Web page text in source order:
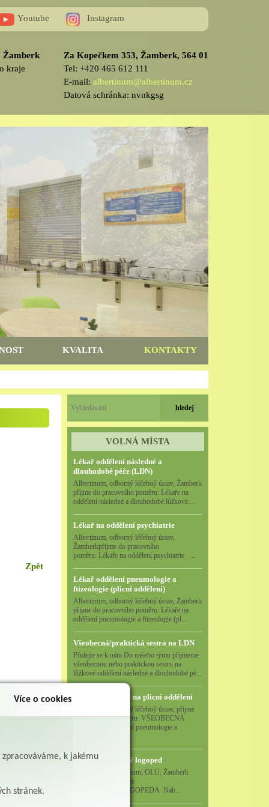
Youtube Instagram
Za Kopečkem 353, Žamberk, 564 01
Tel: +420 465 612 111
E-mail:albertinum@albertinum.cz
Datová schránka: nvnkgsg
Žamberk
kraje
KVALITA KONTAKTY
Zpět
VOLNÁ MÍSTA
Lékař oddělení následné a
dlouhodobé péče (LDN)
Albertinum, odborný léčebný ústav, Žamberk
přijme do pracovního poměru: Lékaře na
oddělení následné a dlouhodobé lůžkové...
Lékař na oddělení psychiatrie
Albertinum, odborný léčebný ústav,
Žamberkpřijme do pracovního
poměru: Lékaře na oddělení psychiatrie ...
Lékař oddělení pneumologie a
ftizeologie (plicní oddělení)
Albertinum, odborný léčebný ústav, Žamberk
přijme do pracovního poměru: Lékaře na
oddělení pneumologie a ftizeologie (pl...
Všeobecná/praktická sestra na LDN
Přidejte se k nám Do našeho týmu přijmeme
všeobecnou nebo praktickou sestru na
lůžkové oddělení následné a dlouhodobé pé...
Všeobecná sestra na plicní oddělení
Albertinum, odborný léčebný ústav, přijme
do pracovního poměru: VŠEOBECNÁ
SESTRA na oddělení pneumologie a
Logoped/klinický logoped
Albertinum, OLÚ, Žamberk
přijme
KLINICKÉHO LOGOPEDA Nab...
Více o cookies
k jakému
stránek.